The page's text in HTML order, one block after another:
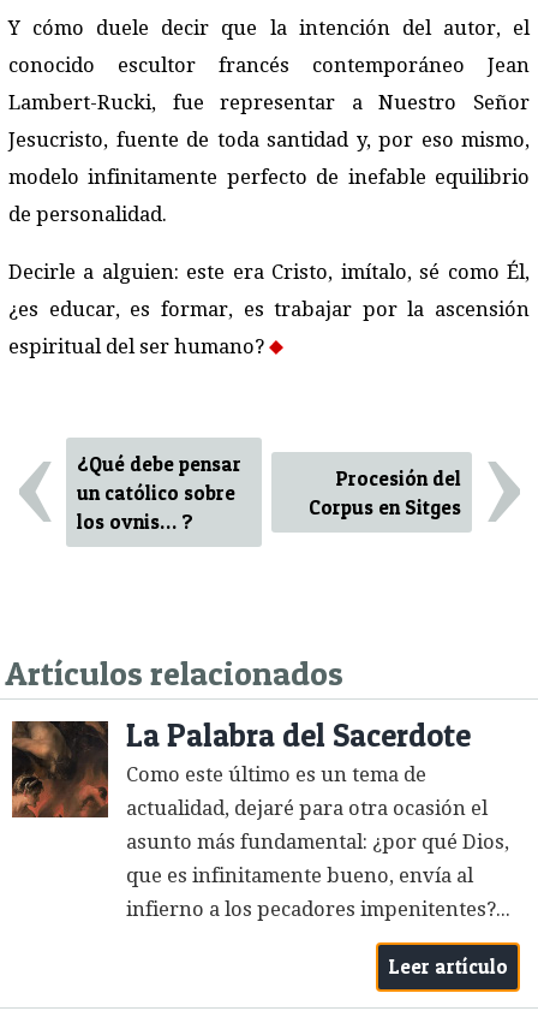
Y cómo duele decir que la intención del autor, el
conocido escultor francés contemporáneo Jean
Lambert-Rucki, fue representar a Nuestro Señor
Jesucristo, fuente de toda santidad y, por eso mismo,
modelo infinitamente perfecto de inefable equilibrio
de personalidad.
Decirle a alguien: este era Cristo, imítalo, sé como Él,
¿es educar, es formar, es trabajar por la ascensión
espiritual del ser humano?
‹
¿Qué debe pensar
un católico sobre
los ovnis… ?
Procesión del
Corpus en Sitges
›
Artículos relacionados
La Palabra del Sacerdote
Como este último es un tema de
actualidad, dejaré para otra ocasión el
asunto más fundamental: ¿por qué Dios,
que es infinitamente bueno, envía al
infierno a los pecadores impenitentes?...
Leer artículo